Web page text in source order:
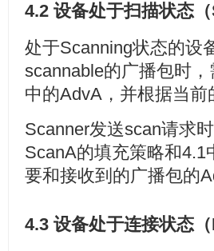
4.2 设备处于扫描状态
处于Scanning状态的设
scannable的广播包时
中的AdvA，并根据当
Scanner发送scan请求
ScanA的填充策略和
要和接收到的广播包的
4.3 设备处于连接状态